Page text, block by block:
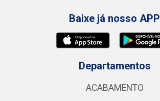
Baixe já nosso APP
Departamentos
ACABAMENTO